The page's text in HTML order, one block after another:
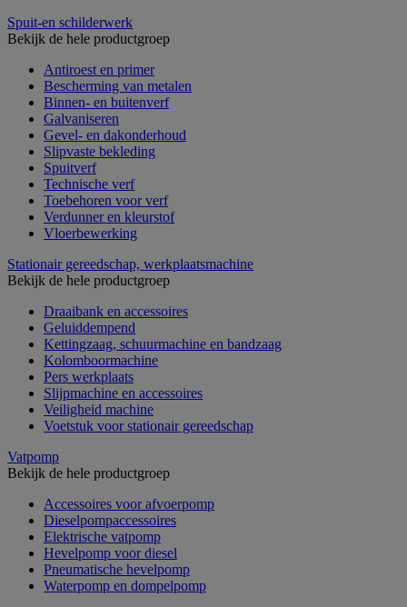
Spuit-en schilderwerk
Bekijk de hele productgroep
Antiroest en primer
Bescherming van metalen
Binnen- en buitenverf
Galvaniseren
Gevel- en dakonderhoud
Slipvaste bekleding
Spuitverf
Technische verf
Toebehoren voor verf
Verdunner en kleurstof
Vloerbewerking
Stationair gereedschap, werkplaatsmachine
Bekijk de hele productgroep
Draaibank en accessoires
Geluiddempend
Kettingzaag, schuurmachine en bandzaag
Kolomboormachine
Pers werkplaats
Slijpmachine en accessoires
Veiligheid machine
Voetstuk voor stationair gereedschap
Vatpomp
Bekijk de hele productgroep
Accessoires voor afvoerpomp
Dieselpompaccessoires
Elektrische vatpomp
Hevelpomp voor diesel
Pneumatische hevelpomp
Waterpomp en dompelpomp